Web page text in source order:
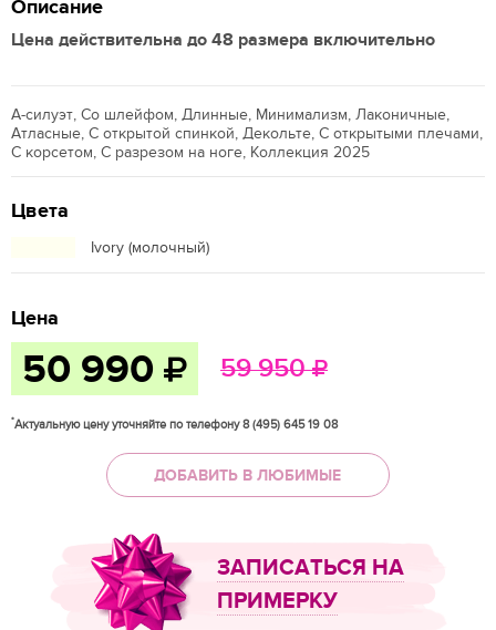
Описание
Цена действительна до 48 размера включительно
А-силуэт, Со шлейфом, Длинные, Минимализм, Лаконичные,
Атласные, С открытой спинкой, Декольте, С открытыми плечами,
С корсетом, С разрезом на ноге, Коллекция 2025
Цвета
Ivory (молочный)
Цена
50 990 59 950
*Актуальную цену уточняйте по телефону 8 (495) 645 19 08
ДОБАВИТЬ В ЛЮБИМЫЕ
ЗАПИСАТЬСЯ НА
ПРИМЕРКУ